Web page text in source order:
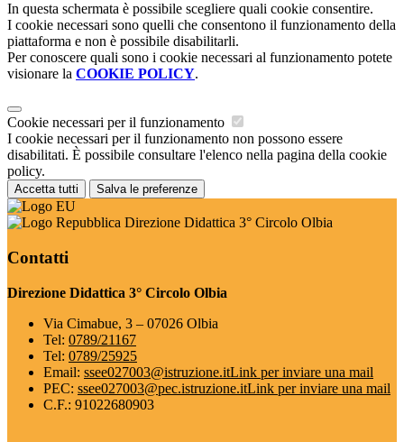
In questa schermata è possibile scegliere quali cookie consentire.
I cookie necessari sono quelli che consentono il funzionamento della
piattaforma e non è possibile disabilitarli.
Per conoscere quali sono i cookie necessari al funzionamento potete
visionare la COOKIE POLICY.
Cookie necessari per il funzionamento
I cookie necessari per il funzionamento non possono essere
disabilitati. È possibile consultare l'elenco nella pagina della cookie
policy.
Accetta tutti Salva le preferenze
Direzione Didattica 3° Circolo Olbia
Contatti
Direzione Didattica 3° Circolo Olbia
Via Cimabue, 3 – 07026 Olbia
Tel: 0789/21167
Tel: 0789/25925
Email: ssee027003@istruzione.itLink per inviare una mail
PEC: ssee027003@pec.istruzione.itLink per inviare una mail
C.F.: 91022680903